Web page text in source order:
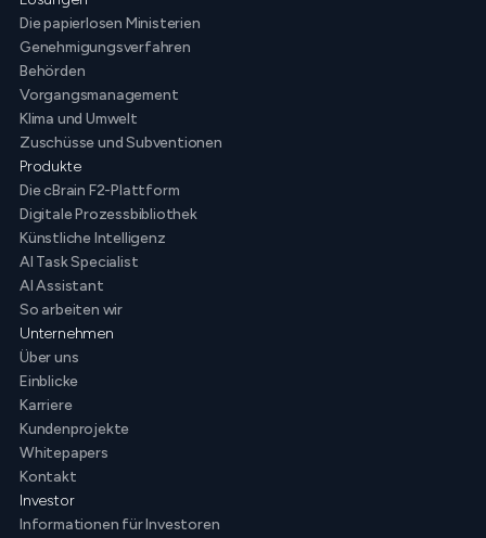
Die papierlosen Ministerien
Genehmigungsverfahren
Behörden
Vorgangsmanagement
Klima und Umwelt
Zuschüsse und Subventionen
Produkte
Die cBrain F2-Plattform
Digitale Prozessbibliothek
Künstliche Intelligenz
AI Task Specialist
AI Assistant
So arbeiten wir
Unternehmen
Über uns
Einblicke
Karriere
Kundenprojekte
Whitepapers
Kontakt
Investor
Informationen für Investoren